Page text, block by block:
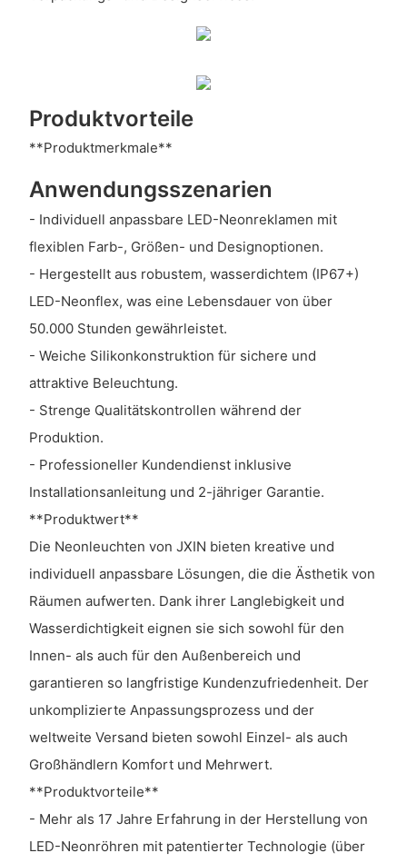
Produktvorteile
**Produktmerkmale**
Anwendungsszenarien
- Individuell anpassbare LED-Neonreklamen mit
flexiblen Farb-, Größen- und Designoptionen.
- Hergestellt aus robustem, wasserdichtem (IP67+)
LED-Neonflex, was eine Lebensdauer von über
50.000 Stunden gewährleistet.
- Weiche Silikonkonstruktion für sichere und
attraktive Beleuchtung.
- Strenge Qualitätskontrollen während der
Produktion.
- Professioneller Kundendienst inklusive
Installationsanleitung und 2-jähriger Garantie.
**Produktwert**
Die Neonleuchten von JXIN bieten kreative und
individuell anpassbare Lösungen, die die Ästhetik von
Räumen aufwerten. Dank ihrer Langlebigkeit und
Wasserdichtigkeit eignen sie sich sowohl für den
Innen- als auch für den Außenbereich und
garantieren so langfristige Kundenzufriedenheit. Der
unkomplizierte Anpassungsprozess und der
weltweite Versand bieten sowohl Einzel- als auch
Großhändlern Komfort und Mehrwert.
**Produktvorteile**
- Mehr als 17 Jahre Erfahrung in der Herstellung von
LED-Neonröhren mit patentierter Technologie (über